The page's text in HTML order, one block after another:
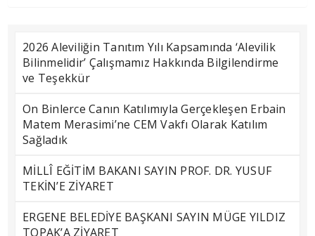
2026 Aleviliğin Tanıtım Yılı Kapsamında ‘Alevilik
Bilinmelidir’ Çalışmamız Hakkında Bilgilendirme
ve Teşekkür
On Binlerce Canın Katılımıyla Gerçekleşen Erbain
Matem Merasimi’ne CEM Vakfı Olarak Katılım
Sağladık
MİLLÎ EĞİTİM BAKANI SAYIN PROF. DR. YUSUF
TEKİN’E ZİYARET
ERGENE BELEDİYE BAŞKANI SAYIN MÜGE YILDIZ
TOPAK’A ZİYARET